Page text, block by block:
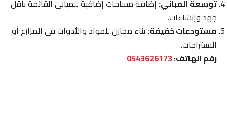
توسعة المباني:إضافة مساحات إضافية للمباني القائمة بأقل
جهد وإنشاءات.
مستودعات خفيفة:بناء مخازن للمواد والأدوات في المزارع أو
الاستراحات.
رقم الهاتف:0543626173